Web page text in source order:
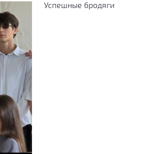
Успешные бродяги